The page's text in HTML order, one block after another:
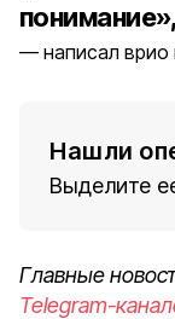
понимание»,
написал врио
Нашли
Выделите
Главные
Telegram-